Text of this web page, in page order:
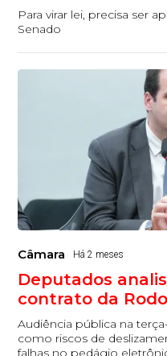
Para virar lei, precisa ser
Senado
Câmara Há 2 meses
Deputados
contrato da
Audiência pública na
como riscos de
falhas no pedágio